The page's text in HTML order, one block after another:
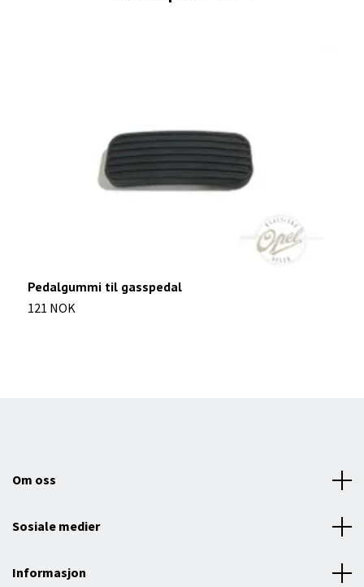
Pedalgummi til gasspedal
121 NOK
Om oss
Sosiale medier
Informasjon